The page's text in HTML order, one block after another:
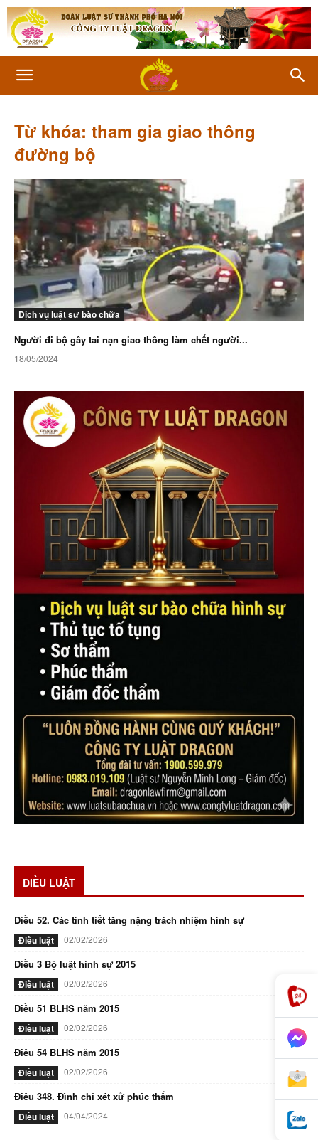
Từ khóa: tham gia giao thông
đường bộ
Dịch vụ luật sư bào chữa
Người đi bộ gây tai nạn giao thông làm chết người...
18/05/2024
ĐIỀU LUẬT
Điều 52. Các tình tiết tăng nặng trách nhiệm hình sự
Điều luật 02/02/2026
Điều 3 Bộ luật hính sự 2015
Điều luật 02/02/2026
Điều 51 BLHS năm 2015
Điều luật 02/02/2026
Điều 54 BLHS năm 2015
Điều luật 02/02/2026
Điều 348. Đình chỉ xét xử phúc thẩm
Điều luật 04/04/2024